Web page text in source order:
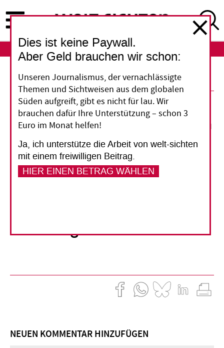
zum
Inhalt
ABO
21. Februar 2024 Bernd Ludermann
Vorlesen
Infografik
Weltreligionen
NEUEN KOMMENTAR HINZUFÜGEN
Dies ist keine Paywall.
Aber Geld brauchen wir schon:
Unseren Journalismus, der vernachlässigte
Themen und Sichtweisen aus dem globalen
Süden aufgreift, gibt es nicht für lau. Wir
brauchen dafür Ihre Unterstützung – schon 3
Euro im Monat helfen!
Ja, ich unterstütze die Arbeit von welt-sichten
mit einem freiwilligen Beitrag.
HIER EINEN BETRAG WÄHLEN